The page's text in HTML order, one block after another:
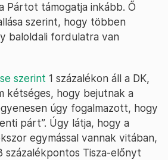
Pártot támogatja inkább. Ő
szerint, hogy többen
baloldali fordulatra van
szerint 1 százalékon áll a DK,
kétséges, hogy bejutnak a
úgy fogalmazott, hogy
párt”. Úgy látja, hogy a
egymással vannak vitában,
százalékpontos Tisza-előnyt